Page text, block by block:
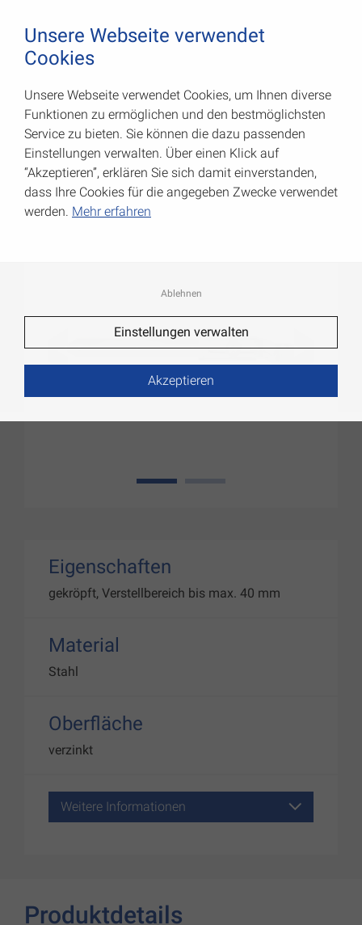
Verstellbare Ladenbänder
Art.-Nr.: 000066502Z
1
Eigenschaften
gekröpft, Verstellbereich bis max. 40 mm
Material
Stahl
Oberfläche
verzinkt
Weitere Informationen
Produktdetails
Unsere Webseite verwendet
Cookies
Unsere Webseite verwendet Cookies, um Ihnen diverse
Funktionen zu ermöglichen und den bestmöglichsten
Service zu bieten. Sie können die dazu passenden
Einstellungen verwalten. Über einen Klick auf
“Akzeptieren”, erklären Sie sich damit einverstanden,
dass Ihre Cookies für die angegeben Zwecke verwendet
werden. Mehr erfahren
Ablehnen
Einstellungen verwalten
Akzeptieren